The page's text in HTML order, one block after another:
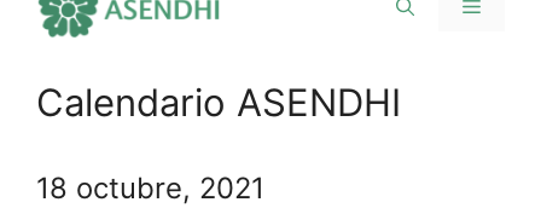
Menú
Calendario ASENDHI
18 octubre, 2021